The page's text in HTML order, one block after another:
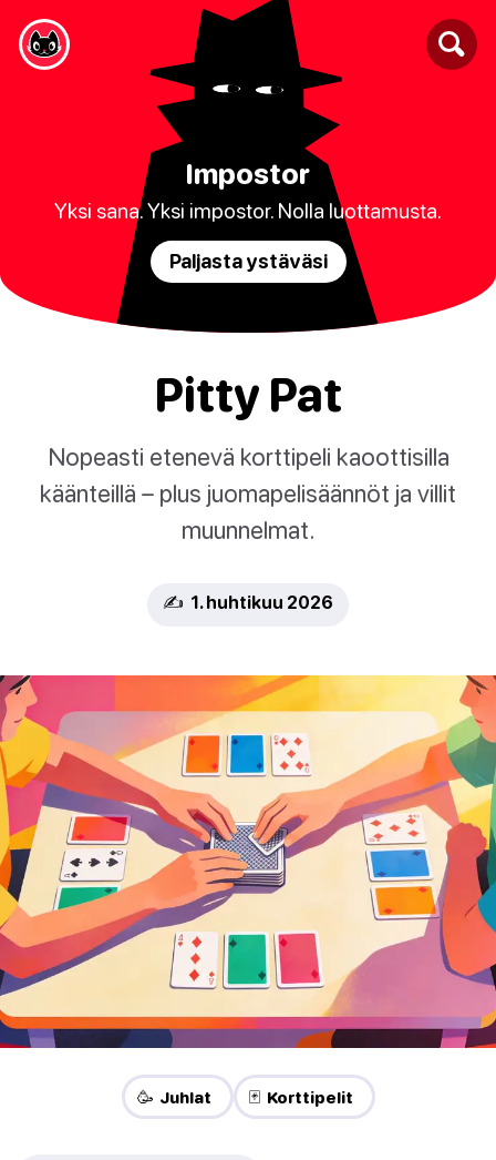
Impostor
Yksi sana. Yksi impostor. Nolla luottamusta.
Paljasta ystäväsi
Pitty Pat
Nopeasti etenevä korttipeli kaoottisilla
käänteillä – plus juomapelisäännöt ja villit
muunnelmat.
✍️ 1. huhtikuu 2026
🥳 Juhlat 🃏 Korttipelit